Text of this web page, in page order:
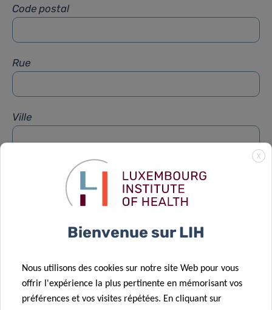
Code postal
Rue
Ville
X
Bienvenue sur LIH
Nous utilisons des cookies sur notre site Web pour vous
offrir l'expérience la plus pertinente en mémorisant vos
préférences et vos visites répétées. En cliquant sur